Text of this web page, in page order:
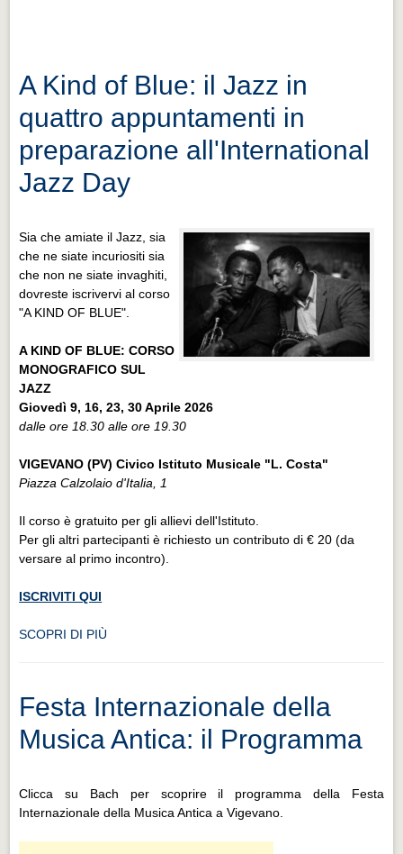
A Kind of Blue: il Jazz in
quattro appuntamenti in
preparazione all'International
Jazz Day
Sia che amiate il Jazz, sia
che ne siate incuriositi sia
che non ne siate invaghiti,
dovreste iscrivervi al corso
"A KIND OF BLUE".
A KIND OF BLUE: CORSO
MONOGRAFICO SUL
JAZZ
Giovedì 9, 16, 23, 30 Aprile 2026
dalle ore 18.30 alle ore 19.30
VIGEVANO (PV) Civico Istituto Musicale "L. Costa"
Piazza Calzolaio d'Italia, 1
Il corso è gratuito per gli allievi dell'Istituto.
Per gli altri partecipanti è richiesto un contributo di € 20 (da
versare al primo incontro).
ISCRIVITI QUI
SCOPRI DI PIÙ
Festa Internazionale della
Musica Antica: il Programma
Clicca su Bach per scoprire il programma della Festa
Internazionale della Musica Antica a Vigevano.